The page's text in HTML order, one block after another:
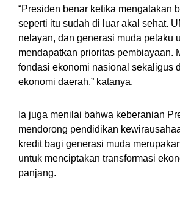
“Presiden benar ketika mengatakan
seperti itu sudah di luar akal sehat.
nelayan, dan generasi muda pelaku
mendapatkan prioritas pembiayaan.
fondasi ekonomi nasional sekaligus
ekonomi daerah,” katanya.
Ia juga menilai bahwa keberanian
mendorong pendidikan
kredit bagi generasi muda
untuk menciptakan transformasi
panjang.